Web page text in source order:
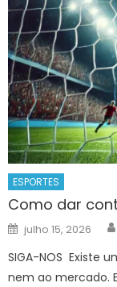
ESPORTES
Como dar
Posted
on
julho 15, 2026
SIGA-NOS Existe
nem ao mercado.